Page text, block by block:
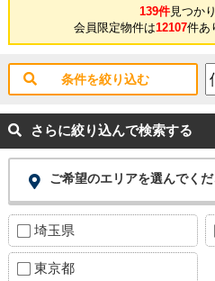
139件見つか
会員限定物件は12107件あ
条件を絞り込む
さらに絞り込んで検索する
ご希望のエリアを選んでく
埼玉県
東京都